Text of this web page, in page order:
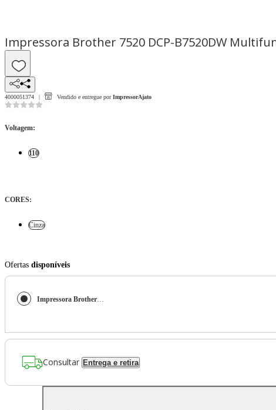
Impressora Brother 7520 DCP-B7520DW
4000051374 Vendido e entregue por ImpressorAjato
Voltagem:
110
CORES:
Cinza
Ofertas disponíveis
Impressora Brother 7520 DCP-B7520DW Multifuncional Wireless
Consultar Entrega e retira